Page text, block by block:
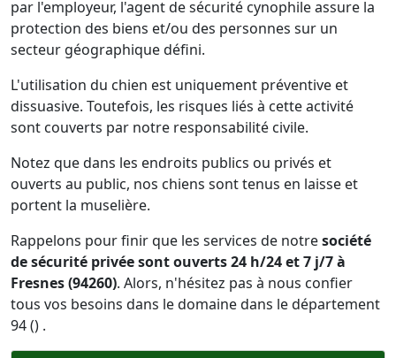
par l'employeur, l'agent de sécurité cynophile assure la
protection des biens et/ou des personnes sur un
secteur géographique défini.
L'utilisation du chien est uniquement préventive et
dissuasive. Toutefois, les risques liés à cette activité
sont couverts par notre responsabilité civile.
Notez que dans les endroits publics ou privés et
ouverts au public, nos chiens sont tenus en laisse et
portent la muselière.
Rappelons pour finir que les services de notresociété
de sécurité privée sont ouverts 24 h/24 et 7 j/7 à
Fresnes (94260). Alors, n'hésitez pas à nous confier
tous vos besoins dans le domaine dans le département
94 () .